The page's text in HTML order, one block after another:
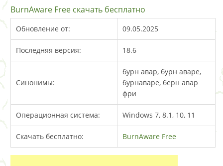
BurnAware Free скачать бесплатно
Обновление от: 09.05.2025
Последняя версия: 18.6
Синонимы:
бурн авар, бурн аваре,
бурнаваре, берн авар
фри
Операционная система: Windows 7, 8.1, 10, 11
Скачать бесплатно: BurnAware Free